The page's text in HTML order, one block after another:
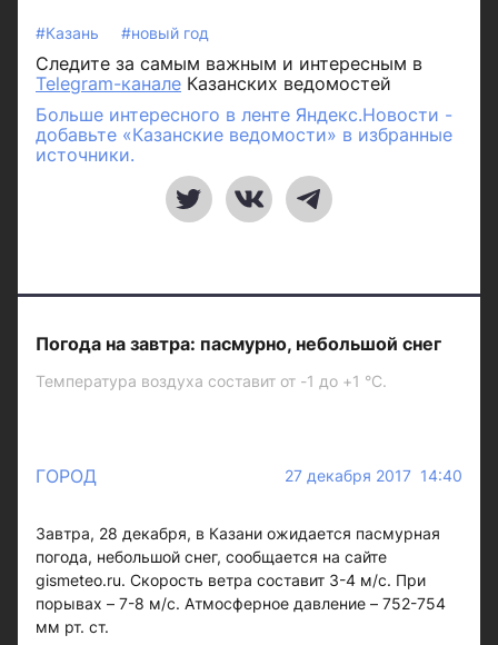
#Казань #новый год
Следите за самым важным и интересным в
Telegram-канале Казанских ведомостей
Больше интересного в ленте Яндекс.Новости -
добавьте «Казанские ведомости» в избранные
источники.
Погода на завтра: пасмурно, небольшой снег
Температура воздуха составит от -1 до +1 °C.
ГОРОД 27 декабря 2017 14:40
Завтра, 28 декабря, в Казани ожидается пасмурная
погода, небольшой снег, сообщается на сайте
gismeteo.ru. Скорость ветра составит 3-4 м/c. При
порывах – 7-8 м/c. Атмосферное давление – 752-754
мм рт. ст.